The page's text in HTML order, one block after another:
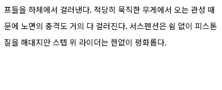
프들을 하체에서 걸러낸다. 적당히 묵직한 무게에서 오는 관성 때
문에 노면의 충격도 거의 다 걸러진다. 서스펜션은 쉼 없이 피스톤
질을 해대지만 스텝 위 라이더는 한없이 평화롭다.